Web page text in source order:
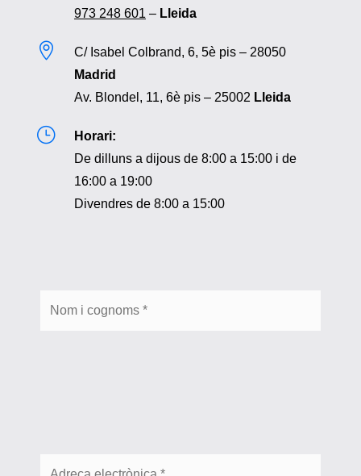
973 248 601 – Lleida

C/ Isabel Colbrand, 6, 5è pis – 28050
Madrid
Av. Blondel, 11, 6è pis – 25002 Lleida
}
Horari:
De dilluns a dijous de 8:00 a 15:00 i de
16:00 a 19:00
Divendres de 8:00 a 15:00